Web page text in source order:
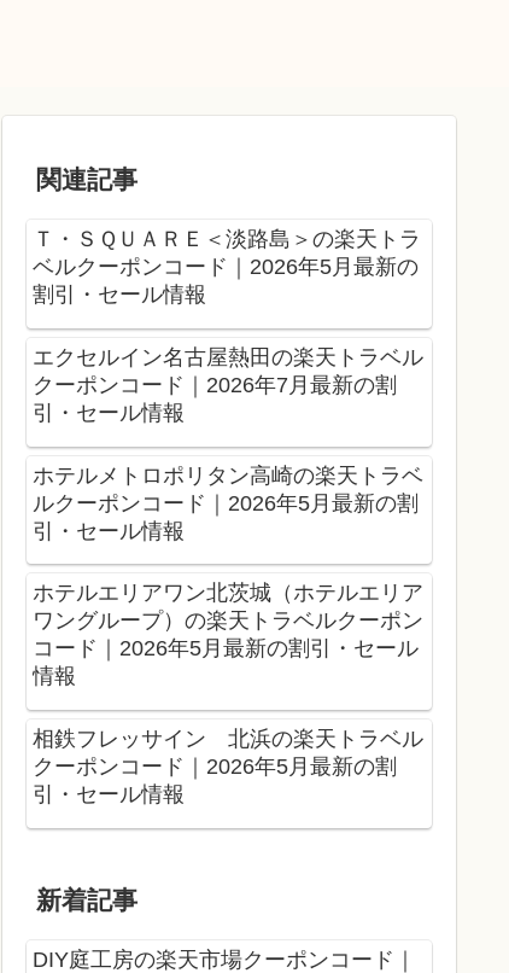
関連記事
Ｔ・ＳＱＵＡＲＥ＜淡路島＞の楽天トラ
ベルクーポンコード｜2026年5月最新の
割引・セール情報
エクセルイン名古屋熱田の楽天トラベル
クーポンコード｜2026年7月最新の割
引・セール情報
ホテルメトロポリタン高崎の楽天トラベ
ルクーポンコード｜2026年5月最新の割
引・セール情報
ホテルエリアワン北茨城（ホテルエリア
ワングループ）の楽天トラベルクーポン
コード｜2026年5月最新の割引・セール
情報
相鉄フレッサイン 北浜の楽天トラベル
クーポンコード｜2026年5月最新の割
引・セール情報
新着記事
DIY庭工房の楽天市場クーポンコード｜